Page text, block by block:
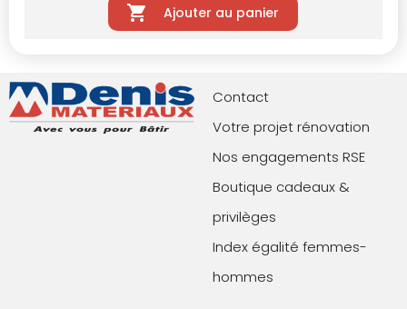
Ajouter au panier
Contact
Votre projet rénovation
Nos engagements RSE
Boutique cadeaux &
privilèges
Index égalité femmes-
hommes